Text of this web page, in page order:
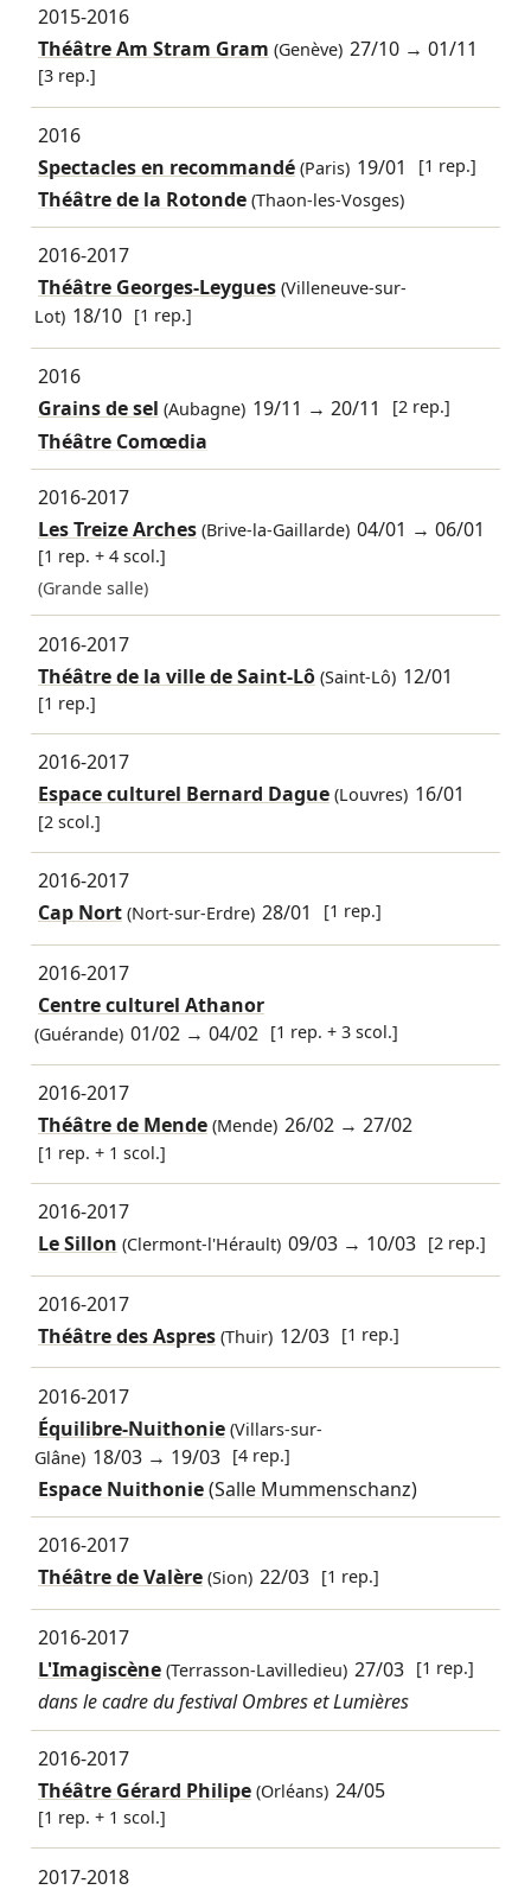
2015-2016
Théâtre Am Stram Gram (Genève) 27/10 →01/11
[3 rep.]
2016
Spectacles en recommandé(Paris) 19/01 [1 rep.]
Théâtre de la Rotonde (Thaon-les-Vosges)
2016-2017
Théâtre Georges-Leygues(Villeneuve-sur-
Lot) 18/10 [1 rep.]
2016
Grains de sel (Aubagne) 19/11 →20/11 [2 rep.]
Théâtre Comœdia
2016-2017
Les Treize Arches(Brive-la-Gaillarde) 04/01 →06/01
[1 rep. + 4 scol.]
(Grande salle)
2016-2017
Théâtre de la ville de Saint-Lô(Saint-Lô) 12/01
[1 rep.]
2016-2017
Espace culturel Bernard Dague(Louvres) 16/01
[2 scol.]
2016-2017
Cap Nort(Nort-sur-Erdre) 28/01 [1 rep.]
2016-2017
Centre culturel Athanor
(Guérande) 01/02 →04/02 [1 rep. + 3 scol.]
2016-2017
Théâtre de Mende(Mende) 26/02 →27/02
[1 rep. + 1 scol.]
2016-2017
Le Sillon (Clermont-l'Hérault) 09/03 → 10/03 [2 rep.]
2016-2017
Théâtre des Aspres(Thuir) 12/03 [1 rep.]
2016-2017
Équilibre-Nuithonie(Villars-sur-
Glâne) 18/03 → 19/03 [4 rep.]
Espace Nuithonie(Salle Mummenschanz)
2016-2017
Théâtre de Valère(Sion) 22/03 [1 rep.]
2016-2017
L'Imagiscène(Terrasson-Lavilledieu) 27/03 [1 rep.]
dans le cadre du festival Ombres et Lumières
2016-2017
Théâtre Gérard Philipe(Orléans) 24/05
[1 rep. + 1 scol.]
2017-2018